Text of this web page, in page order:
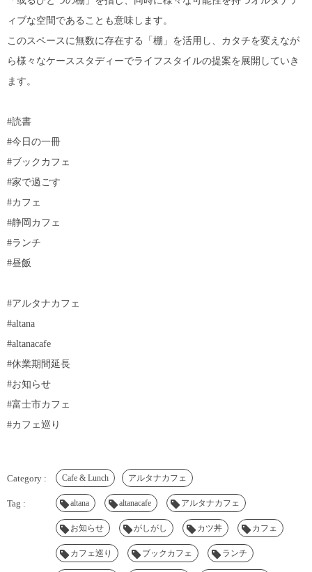
ィブな空間であることも意味します。
このスペースに無数に存在する「棚」を活用し、カタチを変えなが
ら様々なケーススタディーでライフスタイルの提案を展開していき
ます。
#読書
#今日の一冊
#ブックカフェ
#家で過ごす
#カフェ
#静岡カフェ
#ランチ
#昼飯
#アルタナカフェ
#altana
#altanacafe
#休業期間延長
#お知らせ
#富士市カフェ
#カフェ巡り
Cafe & Lunch アルタナカフェ
altana altanacafe アルタナカフェ
お知らせ がしがし カツ丼 カフェ
カフェ巡り ブックカフェ ランチ